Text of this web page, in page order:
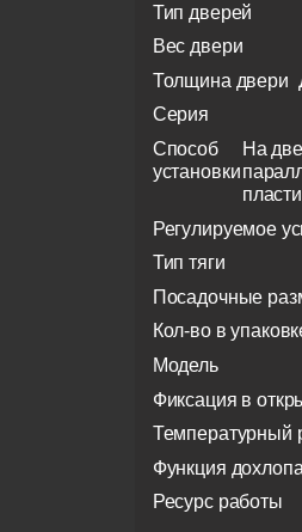
Тип дверей
Вес двери
Толщина двери
Серия
Способ
установки
На
Регулируемое
Тип тяги
Посадочные
Кол-во в
Модель
Фиксация в
Температурный
Функция
Ресурс работы